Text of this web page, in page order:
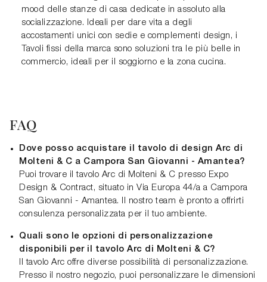
mood delle stanze di casa dedicate in assoluto alla
socializzazione. Ideali per dare vita a degli
accostamenti unici con sedie e complementi design, i
Tavoli fissi della marca sono soluzioni tra le più belle in
commercio, ideali per il soggiorno e la zona cucina.
FAQ
Dove posso acquistare il tavolo di design Arc di
Molteni & C a Campora San Giovanni - Amantea?
Puoi trovare il tavolo Arc di Molteni & C presso Expo
Design & Contract, situato in Via Europa 44/a a Campora
San Giovanni - Amantea. Il nostro team è pronto a offrirti
consulenza personalizzata per il tuo ambiente.
Quali sono le opzioni di personalizzazione
disponibili per il tavolo Arc di Molteni & C?
Il tavolo Arc offre diverse possibilità di personalizzazione.
Presso il nostro negozio, puoi personalizzare le dimensioni